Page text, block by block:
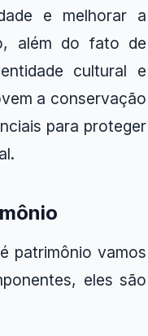
e melhorar a
além do fato de
cultural e
a conservação
para proteger
patrimônio vamos
eles são